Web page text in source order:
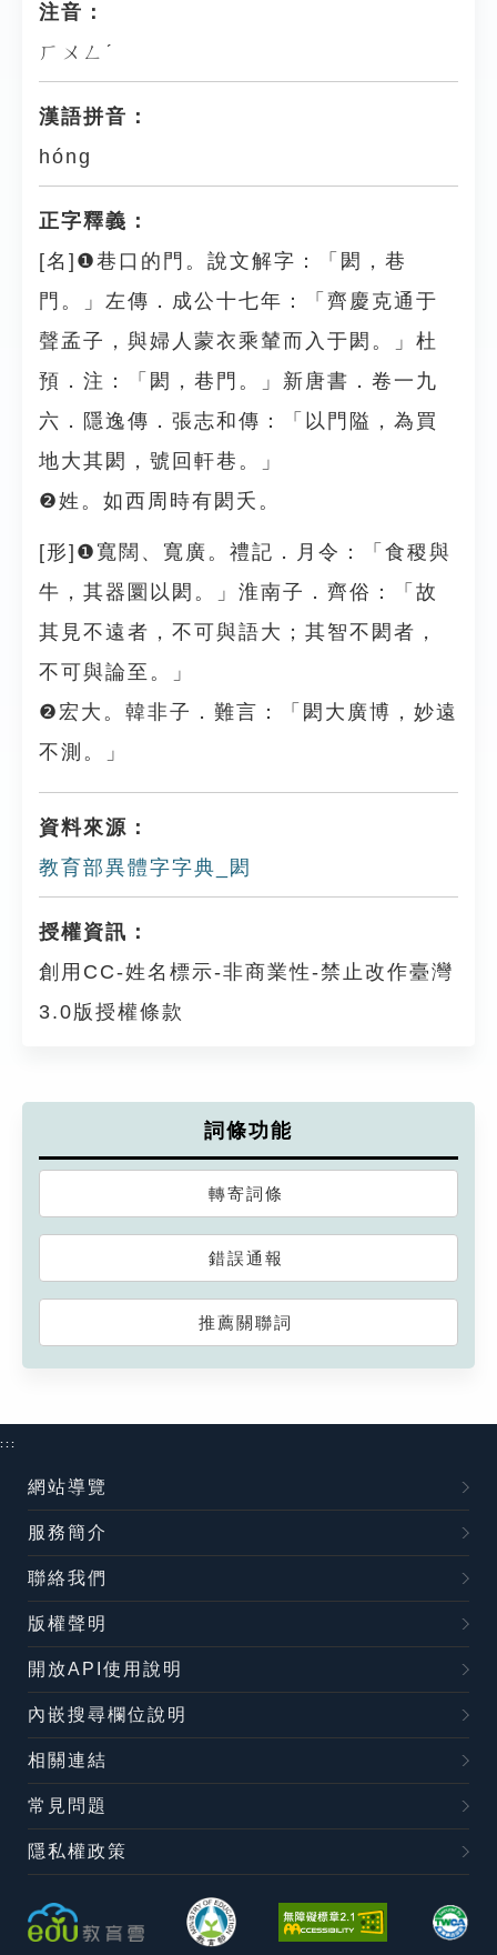
注音：
ㄏㄨㄥˊ
漢語拼音：
hóng
正字釋義：
[名]❶巷口的門。說文解字：「閎，巷
門。」左傳．成公十七年：「齊慶克通于
聲孟子，與婦人蒙衣乘輦而入于閎。」杜
預．注：「閎，巷門。」新唐書．卷一九
六．隱逸傳．張志和傳：「以門隘，為買
地大其閎，號回軒巷。」
❷姓。如西周時有閎夭。
[形]❶寬闊、寬廣。禮記．月令：「食稷與
牛，其器圜以閎。」淮南子．齊俗：「故
其見不遠者，不可與語大；其智不閎者，
不可與論至。」
❷宏大。韓非子．難言：「閎大廣博，妙遠
不測。」
資料來源：
教育部異體字字典_閎
授權資訊：
創用CC-姓名標示-非商業性-禁止改作臺灣
3.0版授權條款
詞條功能
轉寄詞條
錯誤通報
推薦關聯詞
:::
網站導覽
服務簡介
聯絡我們
版權聲明
開放API使用說明
內嵌搜尋欄位說明
相關連結
常見問題
隱私權政策